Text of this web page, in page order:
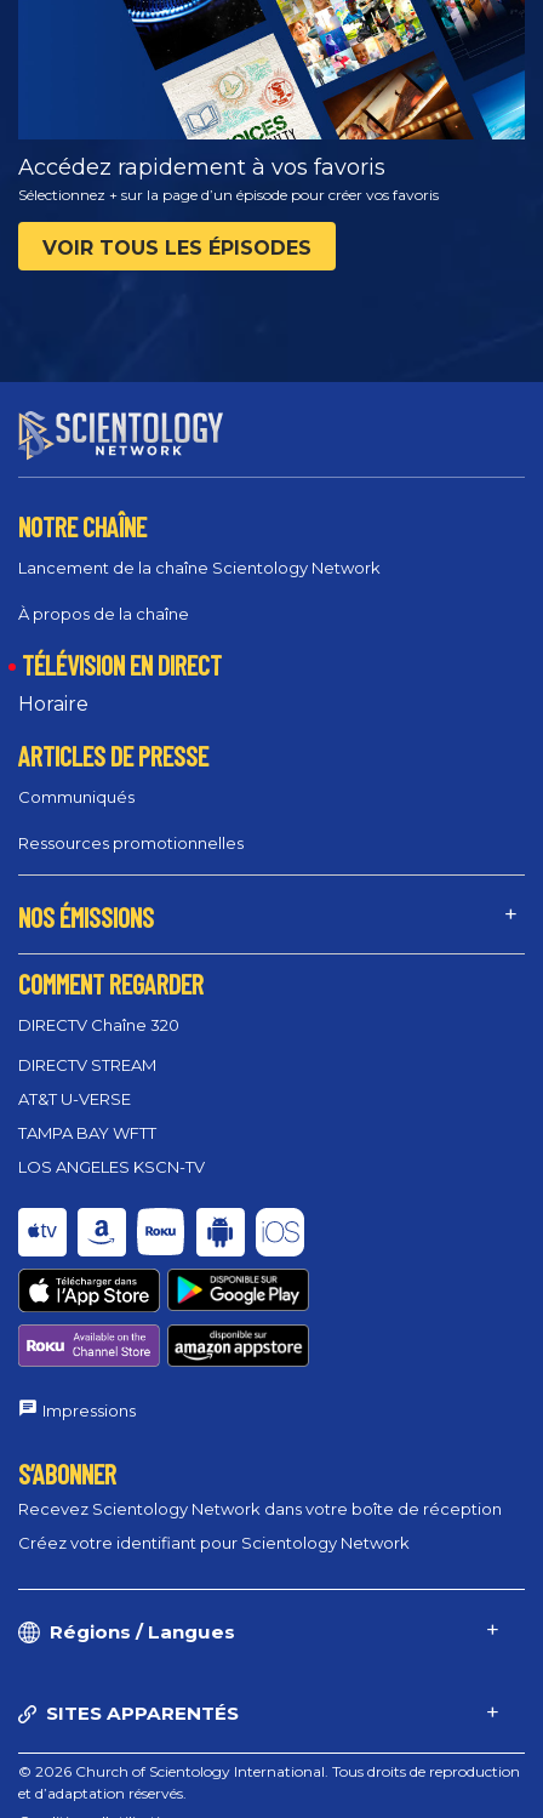
Accédez rapidement à vos favoris
Sélectionnez + sur la page d’un épisode pour créer vos favoris
VOIR TOUS LES ÉPISODES
NOTRE CHAÎNE
Lancement de la chaîne Scientology Network
À propos de la chaîne
TÉLÉVISION EN DIRECT
Horaire
ARTICLES DE PRESSE
Communiqués
Ressources promotionnelles
NOS ÉMISSIONS
COMMENT REGARDER
DIRECTV Chaîne 320
DIRECTV STREAM
AT&T U-VERSE
TAMPA BAY WFTT
LOS ANGELES KSCN-TV
Impressions
S’ABONNER
Recevez Scientology Network dans votre boîte de réception
Créez votre identifiant pour Scientology Network
Régions / Langues
SITES APPARENTÉS
© 2026 Church of Scientology International. Tous droits de reproduction
et d’adaptation réservés.